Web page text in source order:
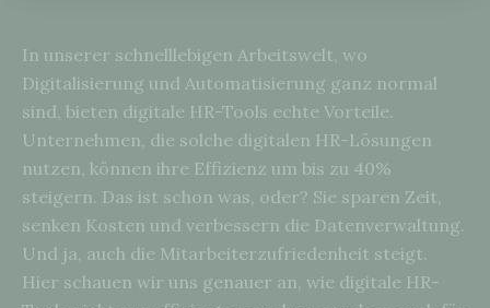
In unserer schnelllebigen Arbeitswelt, wo
Digitalisierung und Automatisierung ganz normal
sind, bieten digitale HR-Tools echte Vorteile.
Unternehmen, die solche digitalen HR-Lösungen
nutzen, können ihre Effizienz um bis zu 40%
steigern. Das ist schon was, oder? Sie sparen Zeit,
senken Kosten und verbessern die Datenverwaltung.
Und ja, auch die Mitarbeiterzufriedenheit steigt.
Hier schauen wir uns genauer an, wie digitale HR-